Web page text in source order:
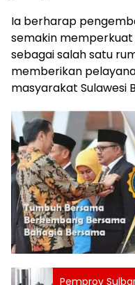
Ia berharap
semakin memperkuat
sebagai salah satu
memberikan
masyarakat Sulawesi
Pemprov